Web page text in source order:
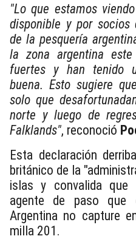
"Lo que estamos
disponible y por socios
de la pesquería
la zona argentina
fuertes y han tenido
buena. Esto sugiere
solo que
norte y luego de
Falklands", reconoció
Esta declaración
británico de la
islas y convalida
agente de paso
Argentina no capture
milla 201.